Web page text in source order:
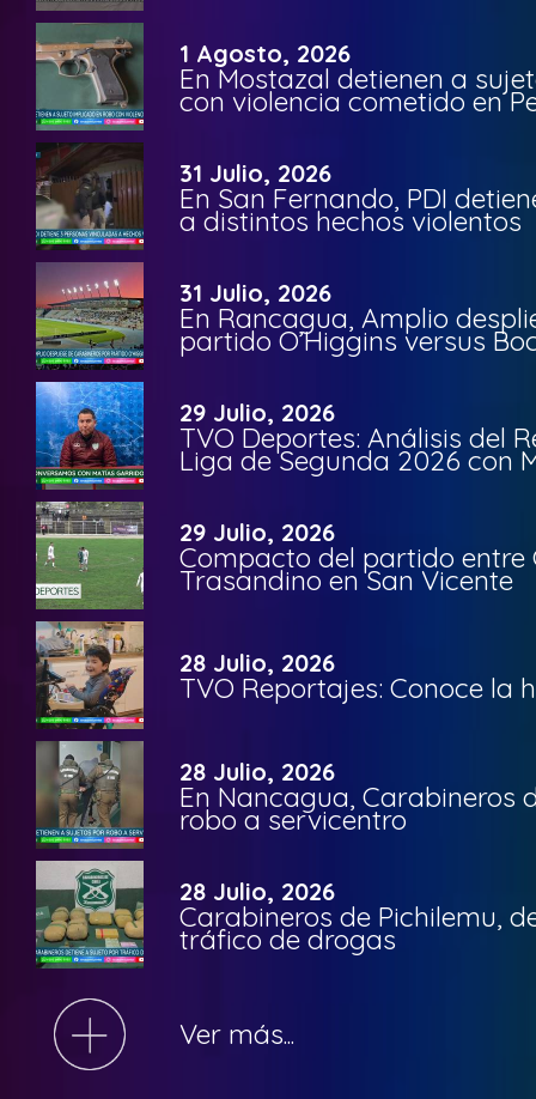
1 Agosto, 2026
En Mostazal detienen a
con violencia cometido en
31 Julio, 2026
En San Fernando, PDI
a distintos hechos violentos
31 Julio, 2026
En Rancagua, Amplio
partido O’Higgins versus
29 Julio, 2026
TVO Deportes: Análisis del
Liga de Segunda 2026 con
29 Julio, 2026
Compacto del partido entre
Trasandino en San Vicente
28 Julio, 2026
TVO Reportajes: Conoce la
28 Julio, 2026
En Nancagua, Carabineros
robo a servicentro
28 Julio, 2026
Carabineros de Pichilemu,
tráfico de drogas
Ver más...